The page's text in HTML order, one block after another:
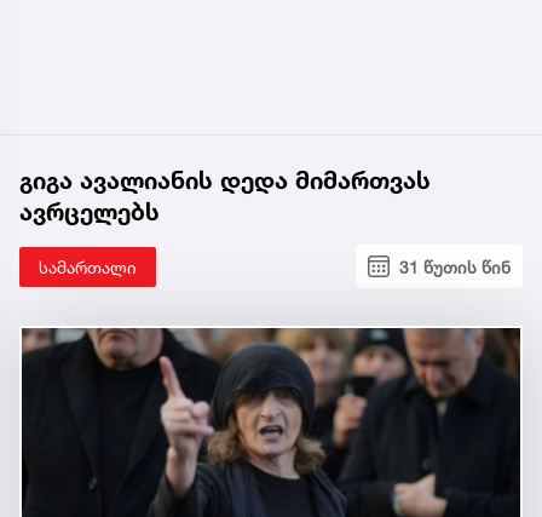
გიგა ავალიანის დედა მიმართვას
ავრცელებს
სამართალი 31 წუთის წინ